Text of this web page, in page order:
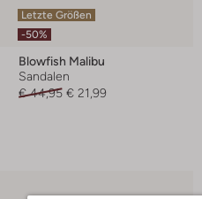
Letzte Größen
-50%
Blowfish Malibu
Sandalen
€ 44,95 € 21,99